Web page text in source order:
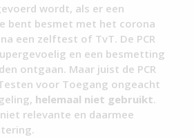
wordt, als er een
bent besmet met het corona
een zelftest of TvT. De PCR
en een besmetting
ontgaan. Maar juist de PCR
voor Toegang ongeacht
helemaal niet gebruikt.
relevante en daarmee